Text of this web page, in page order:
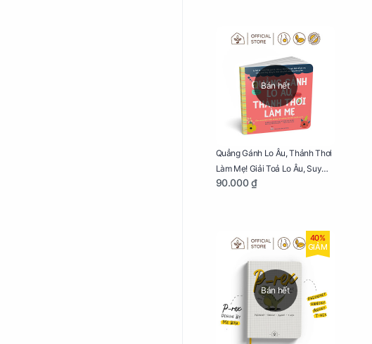
Bán hết
Quẳng Gánh Lo Âu, Thảnh Thơi
Làm Mẹ! Giải Toả Lo Âu, Suy
Nghĩ Tiêu Cực Cho Mẹ
90.000 ₫
Bán hết
40%
GIẢM